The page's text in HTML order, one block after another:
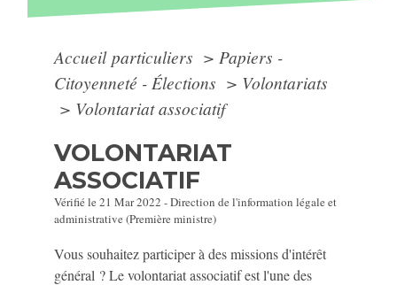
Accueil particuliers > Papiers -
Citoyenneté - Élections > Volontariats
> Volontariat associatif
VOLONTARIAT
ASSOCIATIF
Vérifié le 21 Mar 2022 - Direction de l'information légale et
administrative (Première ministre)
Vous souhaitez participer à des missions d'intérêt
général ? Le volontariat associatif est l'une des